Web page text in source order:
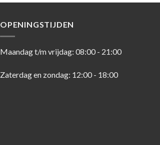
OPENINGSTIJDEN
Maandag t/m vrijdag: 08:00 - 21:00
Zaterdag en zondag: 12:00 - 18:00